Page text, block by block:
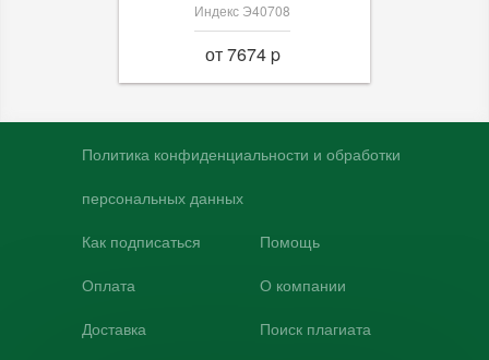
Индекс Э40708
от 7674 p
Политика конфиденциальности и обработки
персональных данных
Как подписаться
Оплата
Доставка
Помощь
О компании
Поиск плагиата